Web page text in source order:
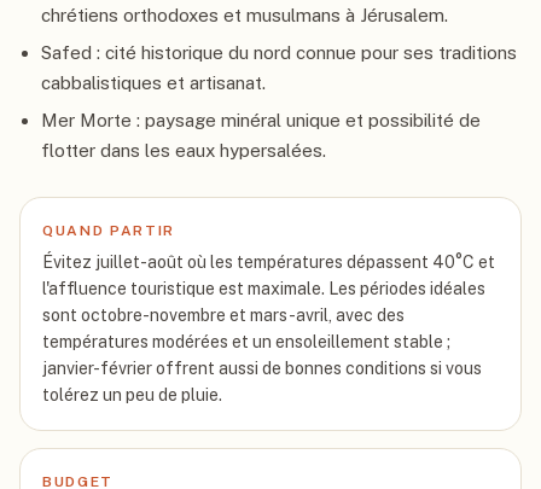
chrétiens orthodoxes et musulmans à Jérusalem.
Safed : cité historique du nord connue pour ses traditions
cabbalistiques et artisanat.
Mer Morte : paysage minéral unique et possibilité de
flotter dans les eaux hypersalées.
QUAND PARTIR
Évitez juillet-août où les températures dépassent 40°C et
l'affluence touristique est maximale. Les périodes idéales
sont octobre-novembre et mars-avril, avec des
températures modérées et un ensoleillement stable ;
janvier-février offrent aussi de bonnes conditions si vous
tolérez un peu de pluie.
BUDGET